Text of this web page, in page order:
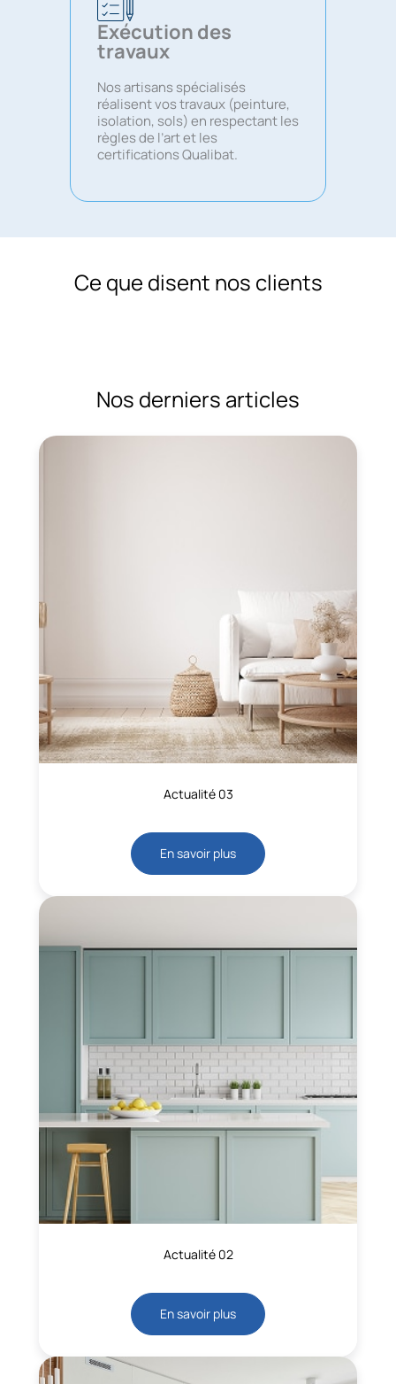
Exécution des
travaux
Nos artisans spécialisés
réalisent vos travaux (peinture,
isolation, sols) en respectant les
règles de l’art et les
certifications Qualibat.
Ce que disent nos clients
Nos derniers articles
Actualité 03
En savoir plus
Actualité 02
En savoir plus